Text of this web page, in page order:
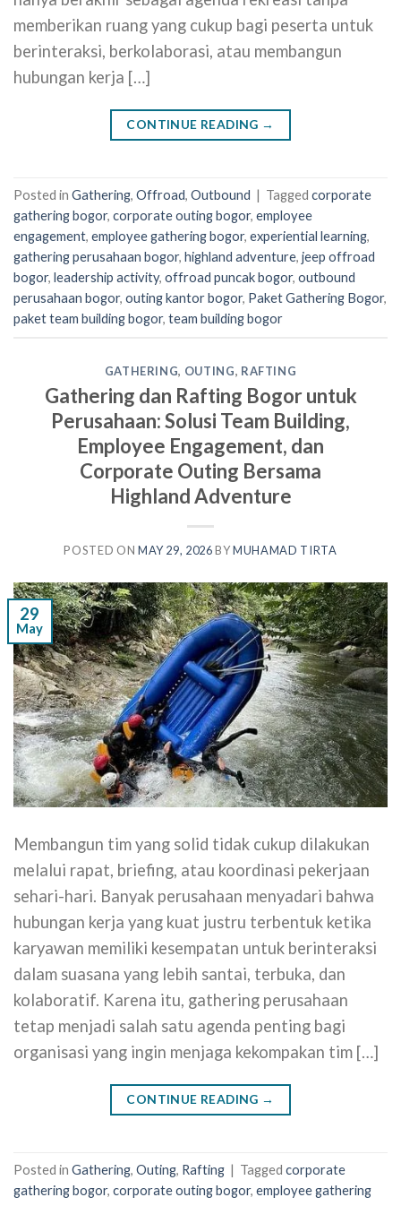
memberikan ruang yang cukup bagi peserta untuk
berinteraksi, berkolaborasi, atau membangun
hubungan kerja […]
CONTINUE READING →
Posted in Gathering, Offroad, Outbound | Tagged corporate
gathering bogor, corporate outing bogor, employee
engagement, employee gathering bogor, experiential learning,
gathering perusahaan bogor, highland adventure, jeep offroad
bogor, leadership activity, offroad puncak bogor, outbound
perusahaan bogor, outing kantor bogor, Paket Gathering Bogor,
paket team building bogor, team building bogor
GATHERING, OUTING, RAFTING
Gathering dan Rafting Bogor untuk
Perusahaan: Solusi Team Building,
Employee Engagement, dan
Corporate Outing Bersama
Highland Adventure
POSTED ON MAY 29, 2026 BYMUHAMAD TIRTA
29
May
Membangun tim yang solid tidak cukup dilakukan
melalui rapat, briefing, atau koordinasi pekerjaan
sehari-hari. Banyak perusahaan menyadari bahwa
hubungan kerja yang kuat justru terbentuk ketika
karyawan memiliki kesempatan untuk berinteraksi
dalam suasana yang lebih santai, terbuka, dan
kolaboratif. Karena itu, gathering perusahaan
tetap menjadi salah satu agenda penting bagi
organisasi yang ingin menjaga kekompakan tim […]
CONTINUE READING →
Posted in Gathering, Outing, Rafting | Tagged corporate
gathering bogor, corporate outing bogor, employee gathering